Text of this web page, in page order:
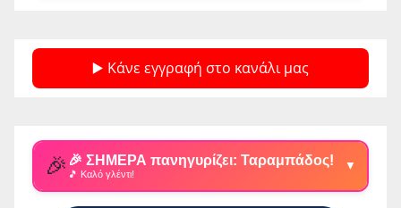
▶️ Κάνε εγγραφή στο κανάλι μας
🎉 🎉 ΣΗΜΕΡΑ πανηγυρίζει: Ταραμπάδος!
🎵 Καλό γλέντι!
▼